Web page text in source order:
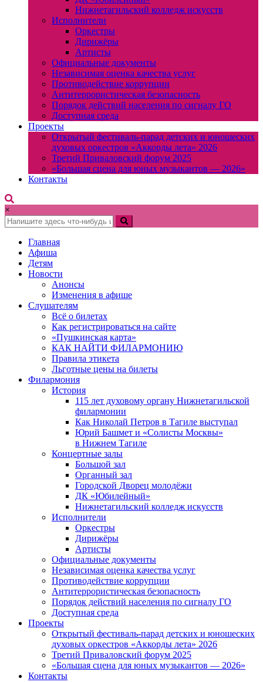
Нижнетагильский колледж искусств
Исполнители
Оркестры
Дирижёры
Артисты
Официальные документы
Независимая оценка качества услуг
Противодействие коррупции
Антитеррористическая безопасность
Порядок действий населения по сигналу ГО
Доступная среда
Проекты
Открытый фестиваль-парад детских и юношеских
духовых оркестров «Аккорды лета» 2026
Третий Приваловский форум 2025
«Большая сцена для юных музыкантов — 2026»
Контакты
×
Главная
Афиша
Детям
Новости
Анонсы
Изменения в афише
Слушателям
Всё о билетах
Как регистрироваться на сайте
«Пушкинская карта»
КАК НАЙТИ ФИЛАРМОНИЮ
Правила этикета
Льготные цены на билеты
Филармония
История
115 лет духовому органу Нижнетагильской
филармонии
Как Николай Петров в Тагиле выступал
Юрий Башмет и «Солисты Москвы»
в Нижнем Тагиле
Концертные залы
Большой зал
Органный зал
Городской Дворец молодёжи
ДК «Юбилейный»
Нижнетагильский колледж искусств
Исполнители
Оркестры
Дирижёры
Артисты
Официальные документы
Независимая оценка качества услуг
Противодействие коррупции
Антитеррористическая безопасность
Порядок действий населения по сигналу ГО
Доступная среда
Проекты
Открытый фестиваль-парад детских и юношеских
духовых оркестров «Аккорды лета» 2026
Третий Приваловский форум 2025
«Большая сцена для юных музыкантов — 2026»
Контакты